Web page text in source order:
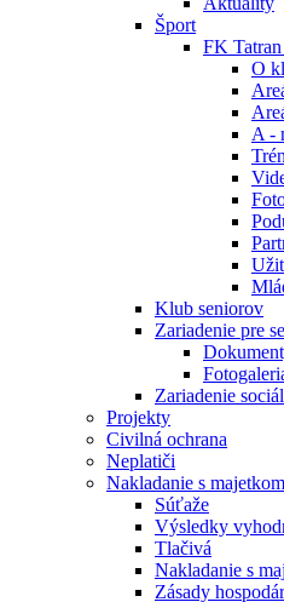
Šport
FK
O
A -
Klub seniorov
Zariadenie pre
Zariadenie
Projekty
Civilná ochrana
Neplatiči
Nakladanie s
Súťaže
Výsledky
Tlačivá
Nakladanie s
Zásady